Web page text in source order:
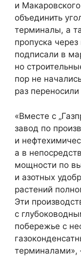
и
объединить
терминалы, а
пропуска
подписали в
но
пор не
раз
«Вместе с
завод по
и
а в
мощности по
и азотных
растений
Эти
с
побережье с
терминалами»,